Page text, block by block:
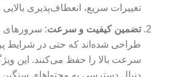
تغییرات سریع، انعطاف‌پذیری بالایی
تضمین کیفیت و سرعت: سرورهای
طراحی شده‌اند که حتی در شرایط
سرعت بالا را حفظ می‌کنند. این
دنبال دسترسی به محتواهای سنگین